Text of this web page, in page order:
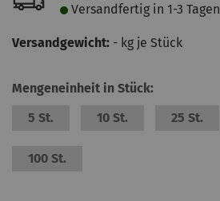
Versandfertig in 1-3 Tagen
Versandgewicht: - kg je Stück
Mengeneinheit in Stück:
5 St.
10 St. 25 St.
100 St.